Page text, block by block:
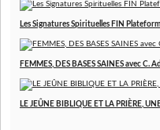
Les Signatures Spirituelles FIN
FEMMES, DES BASES SAINES avec
LE JEÛNE BIBLIQUE ET LA PRIÈRE,